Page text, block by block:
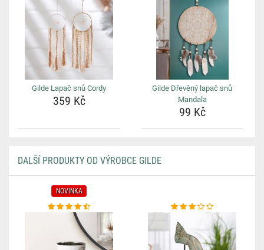
Gilde Lapač snů Cordy
359 Kč
Gilde Dřevěný lapač snů
Mandala
99 Kč
DALŠÍ PRODUKTY OD VÝROBCE GILDE
NOVINKA